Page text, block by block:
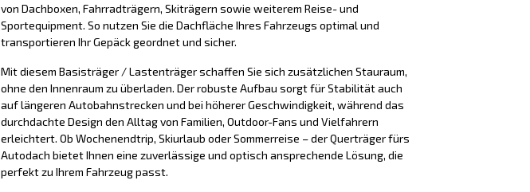
von Dachboxen, Fahrradträgern, Skiträgern sowie weiterem Reise- und
Sportequipment. So nutzen Sie die Dachfläche Ihres Fahrzeugs optimal und
transportieren Ihr Gepäck geordnet und sicher.
Mit diesem Basisträger / Lastenträger schaffen Sie sich zusätzlichen Stauraum,
ohne den Innenraum zu überladen. Der robuste Aufbau sorgt für Stabilität auch
auf längeren Autobahnstrecken und bei höherer Geschwindigkeit, während das
durchdachte Design den Alltag von Familien, Outdoor-Fans und Vielfahrern
erleichtert. Ob Wochenendtrip, Skiurlaub oder Sommerreise – der Querträger fürs
Autodach bietet Ihnen eine zuverlässige und optisch ansprechende Lösung, die
perfekt zu Ihrem Fahrzeug passt.